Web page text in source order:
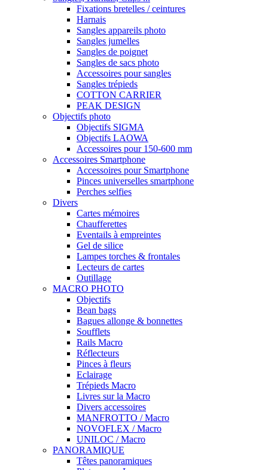
Fixations bretelles / ceintures
Harnais
Sangles appareils photo
Sangles jumelles
Sangles de poignet
Sangles de sacs photo
Accessoires pour sangles
Sangles trépieds
COTTON CARRIER
PEAK DESIGN
Objectifs photo
Objectifs SIGMA
Objectifs LAOWA
Accessoires pour 150-600 mm
Accessoires Smartphone
Accessoires pour Smartphone
Pinces universelles smartphone
Perches selfies
Divers
Cartes mémoires
Chaufferettes
Eventails à empreintes
Gel de silice
Lampes torches & frontales
Lecteurs de cartes
Outillage
MACRO PHOTO
Objectifs
Bean bags
Bagues allonge & bonnettes
Soufflets
Rails Macro
Réflecteurs
Pinces à fleurs
Eclairage
Trépieds Macro
Livres sur la Macro
Divers accessoires
MANFROTTO / Macro
NOVOFLEX / Macro
UNILOC / Macro
PANORAMIQUE
Têtes panoramiques